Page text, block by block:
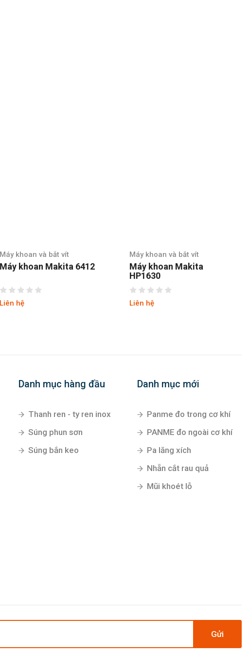
Máy khoan và bắt vít
Máy khoan Makita
Máy khoan và bắt
Máy khoan
Danh mục hàng đầu
Thanh ren - ty ren inox
Súng phun sơn
Súng bắn keo
Danh mục mới
Panme đo trong cơ khí
PANME đo ngoài cơ khí
Pa lăng xích
Nhẵn cắt rau quả
Mũi khoét lỗ
Gửi